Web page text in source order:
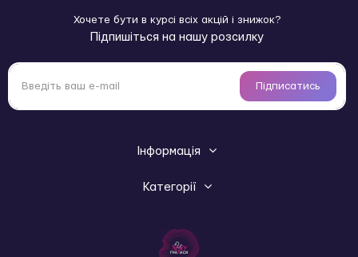
Хочете бути в курсі всіх акцій і знижок?
Підпишіться на нашу розсилку
Підписатись
Інформація
Категорії